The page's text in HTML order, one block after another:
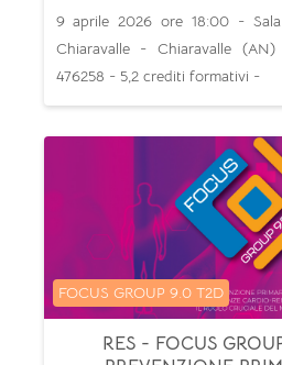
9 aprile 2026 ore 18:00 -
Chiaravalle - Chiaravalle
476258 - 5,2 crediti formativi -
RES - FOCUS
Categoria di corsi
FOCUS GROUP 9.0 T2D